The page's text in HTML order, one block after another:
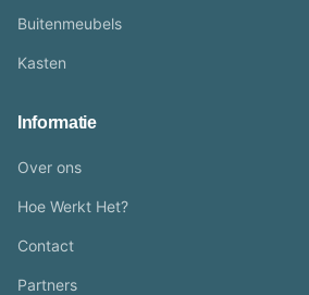
Buitenmeubels
Kasten
Informatie
Over ons
Hoe Werkt Het?
Contact
Partners